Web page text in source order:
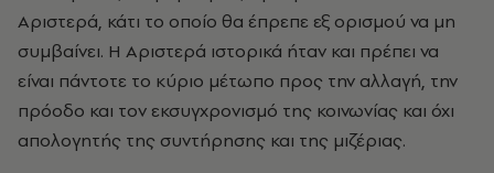
Aριστερά, κάτι το οποίο θα έπρεπε εξ ορισμού να μη
συμβαίνει. H Aριστερά ιστορικά ήταν και πρέπει να
είναι πάντοτε το κύριο μέτωπο προς την αλλαγή, την
πρόοδο και τον εκσυγχρονισμό της κοινωνίας και όχι
απολογητής της συντήρησης και της μιζέριας.